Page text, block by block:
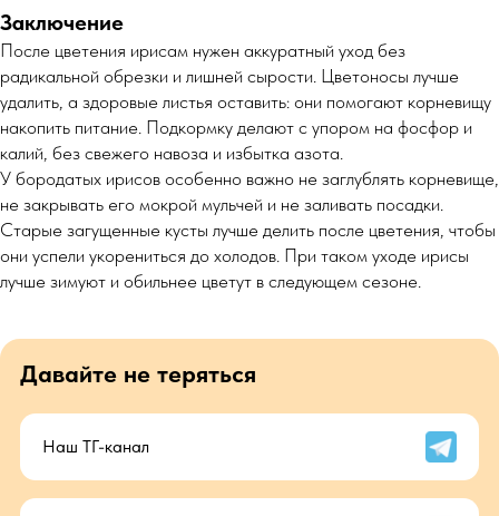
Заключение
После цветения ирисам нужен аккуратный уход без
радикальной обрезки и лишней сырости. Цветоносы лучше
удалить, а здоровые листья оставить: они помогают корневищу
накопить питание. Подкормку делают с упором на фосфор и
калий, без свежего навоза и избытка азота.
У бородатых ирисов особенно важно не заглублять корневище,
не закрывать его мокрой мульчей и не заливать посадки.
Старые загущенные кусты лучше делить после цветения, чтобы
они успели укорениться до холодов. При таком уходе ирисы
лучше зимуют и обильнее цветут в следующем сезоне.
Давайте не теряться
Наш ТГ-канал